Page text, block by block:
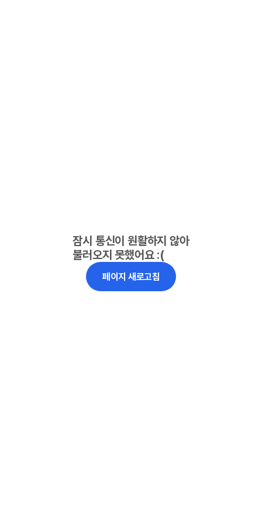
잠시 통신이 원활하지 않아
불러오지 못했어요 :(
페이지 새로고침